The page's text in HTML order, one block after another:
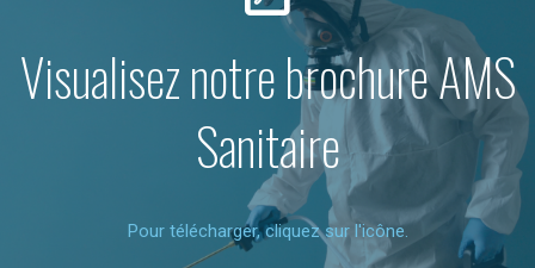
Visualisez notre brochure AMS
Sanitaire
Pour télécharger, cliquez sur l'icône.